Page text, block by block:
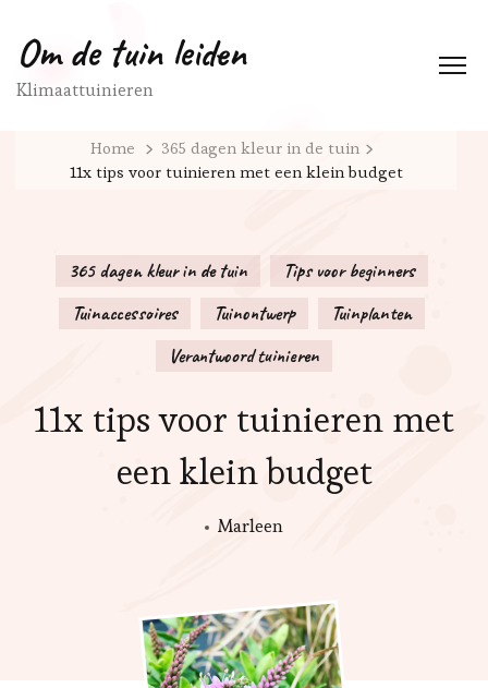
Om de tuin leiden
Klimaattuinieren
Home
365 dagen kleur in de tuin
11x tips voor tuinieren met een klein budget
365 dagen kleur in de tuin
Tips voor beginners
Tuinaccessoires
Tuinontwerp
Tuinplanten
Verantwoord tuinieren
11x tips voor tuinieren met
een klein budget
Marleen